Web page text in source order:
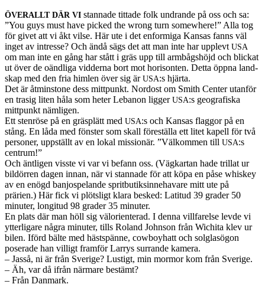
ÖVERALLT DÄR VI stan­nade tit­tade folk undrande på oss och sa:
”You guys must have picked the wrong turn some­where!” Alla tog
för givet att vi åkt vilse. Här ute i det enformiga Kansas fanns väl
inget av intresse? Och ändå sägs det att man inte har upplevt USA
om man inte en gång har stått i gräs upp till arm­bågshöjd och blickat
ut över de oändliga vid­derna bort mot horison­ten. Detta öppna land­
skap med den fria himlen över sig ärUSA:s hjärta.
Det är åtmin­stone dess mittpunkt. Nor­dost om Smith Cen­ter utan­för
en trasig liten håla som heter Lebanon lig­gerUSA:s geografiska
mittpunkt näm­li­gen.
Ett sten­röse på en gräs­plätt med USA:s och Kansas flag­gor på en
stång. En låda med fön­ster som skall föreställa ett litet kapell för två
per­soner, upp­ställt av en lokal mis­sionär. ”Välkom­men till USA:s
cen­trum!”
Och äntli­gen vis­ste vi var vi befann oss. (Vägkar­tan hade tril­lat ur
bildör­ren dagen innan, när vi stan­nade för att köpa en påse whiskey
av en enögd ban­jospelande sprit­bu­tiksin­nehavare mitt ute på
prärien.) Här fick vi plöt­sligt klara besked: Lat­i­tud 39 grader 50
minuter, lon­gi­tud 98 grader 35 minuter.
En plats där man höll sig välo­ri­en­terad. I denna vill­farelse levde vi
ytterli­gare några minuter, tills Roland John­son från Wichita klev ur
bilen. Iförd bälte med häst­spänne, cow­boy­hatt och sol­glasö­gon
poser­ade han vil­ligt fram­för Lar­rys sur­rande kam­era.
– Jasså, ni är från Sverige? Lustigt, min mor­mor kom från Sverige.
– Äh, var då ifrån när­mare bestämt?
– Från Danmark.